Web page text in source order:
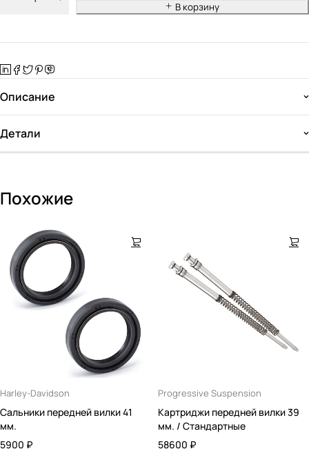
В корзину
Описание
Детали
Похожие
Harley-Davidson
Сальники передней вилки 41
мм.
5900 ₽
Progressive Suspension
Картриджи передней вилки 39
мм. / Стандартные
58600 ₽